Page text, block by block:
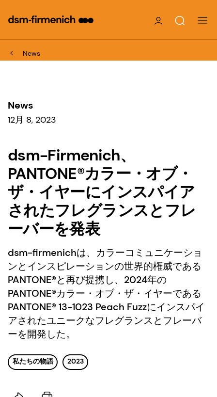
News
News
12月 8, 2023
dsm-Firmenich、
PANTONE®カラー・オブ・
ザ・イヤーにインスパイア
されたフレグランスとフレ
ーバーを発表
dsm-firmenichは、カラーコミュニケーショ
ンとインスピレーションの世界的権威である
PANTONE®と再び提携し、2024年の
PANTONE®カラー・オブ・ザ・イヤーである
PANTONE® 13-1023 Peach Fuzzにインスパイ
アされたユニークなフレグランスとフレーバ
ーを開発した。
私たちの物語 2023